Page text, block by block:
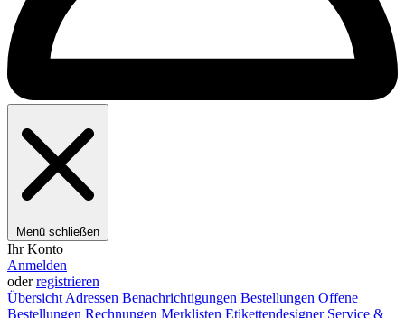
Menü schließen
Ihr Konto
Anmelden
oderregistrieren
Übersicht Adressen Benachrichtigungen Bestellungen Offene
Bestellungen Rechnungen Merklisten Etikettendesigner Service &